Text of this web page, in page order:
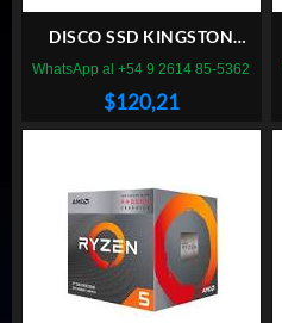
DISCO SSD KINGSTON
480GB A400 SATA
$120,21
WhatsApp al +54 9 2614 85-5362